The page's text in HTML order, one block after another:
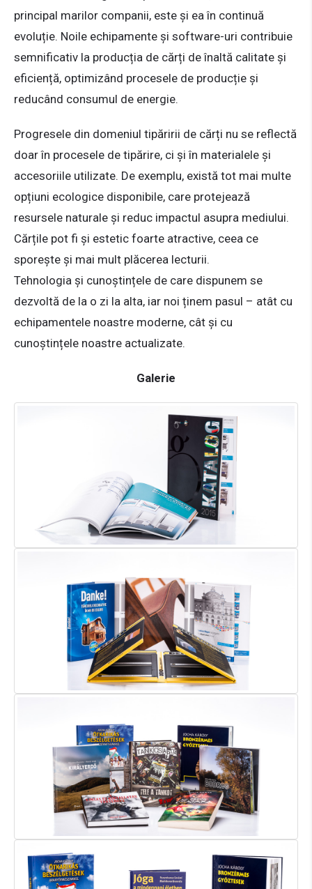
principal marilor companii, este și ea în continuă
evoluție. Noile echipamente și software-uri contribuie
semnificativ la producția de cărți de înaltă calitate și
eficiență, optimizând procesele de producție și
reducând consumul de energie.
Progresele din domeniul tipăririi de cărți nu se reflectă
doar în procesele de tipărire, ci și în materialele și
accesoriile utilizate. De exemplu, există tot mai multe
opțiuni ecologice disponibile, care protejează
resursele naturale și reduc impactul asupra mediului.
Cărțile pot fi și estetic foarte atractive, ceea ce
sporește și mai mult plăcerea lecturii.
Tehnologia și cunoștințele de care dispunem se
dezvoltă de la o zi la alta, iar noi ținem pasul – atât cu
echipamentele noastre moderne, cât și cu
cunoștințele noastre actualizate.
Galerie